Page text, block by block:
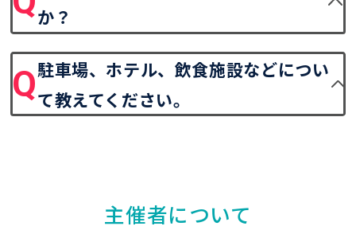
か？
駐車場、ホテル、飲食施設などについ
て教えてください。
主催者について